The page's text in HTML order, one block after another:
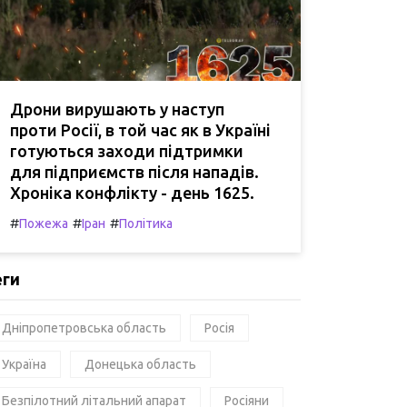
Дрони вирушають у наступ
проти Росії, в той час як в Україні
готуються заходи підтримки
для підприємств після нападів.
Хроніка конфлікту - день 1625.
#Пожежа #Іран #Політика
Дніпропетровська область Росія
Україна Донецька область
Безпілотний літальний апарат Росіяни